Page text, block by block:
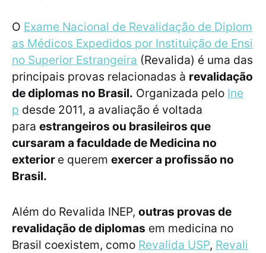
O Exame Nacional de Revalidação de Diplom
as Médicos Expedidos por Instituição de Ensi
no Superior Estrangeira (Revalida) é uma das
principais provas relacionadas à revalidação
de diplomas no Brasil. Organizada pelo Ine
p desde 2011, a avaliação é voltada
para estrangeiros ou brasileiros que
cursaram a faculdade de Medicina no
exterior e querem exercer a profissão no
Brasil.
Além do Revalida INEP, outras provas de
revalidação de diplomas em medicina no
Brasil coexistem, como Revalida USP, Revali